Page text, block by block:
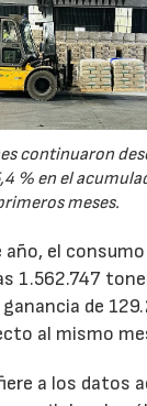
continuaron
% en el
meses.
año, el
1.562.747
de
al mismo
a los datos